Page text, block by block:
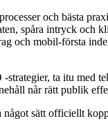
och bästa
spåra intryck och
och mobil-första
ta itu med
når rätt publik
sätt officiellt